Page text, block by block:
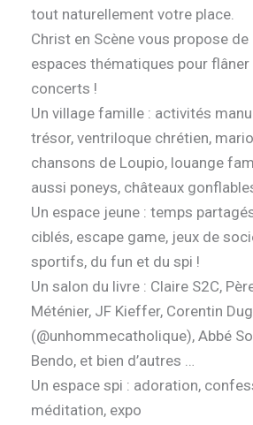
tout naturellement votre place.
Christ en Scène vous propose
espaces thématiques pour flâner
concerts !
Un village famille : activités
trésor, ventriloque chrétien,
chansons de Loupio, louange
aussi poneys, châteaux
Un espace jeune : temps
ciblés, escape game, jeux de
sportifs, du fun et du spi !
Un salon du livre : Claire S2C,
Méténier, JF Kieffer, Corentin
(@unhommecatholique), Abbé
Bendo, et bien d’autres …
Un espace spi : adoration,
méditation, expo